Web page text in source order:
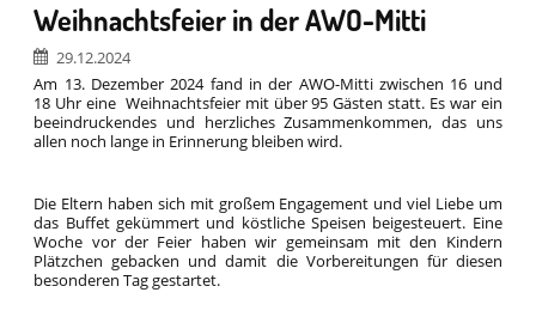
Weihnachtsfeier in der AWO-Mitti
29.12.2024
Am 13. Dezember 2024 fand in der AWO-Mitti zwischen 16 und
18 Uhr eine Weihnachtsfeier mit über 95 Gästen statt. Es war ein
beeindruckendes und herzliches Zusammenkommen, das uns
allen noch lange in Erinnerung bleiben wird.
Die Eltern haben sich mit großem Engagement und viel Liebe um
das Buffet gekümmert und köstliche Speisen beigesteuert. Eine
Woche vor der Feier haben wir gemeinsam mit den Kindern
Plätzchen gebacken und damit die Vorbereitungen für diesen
besonderen Tag gestartet.